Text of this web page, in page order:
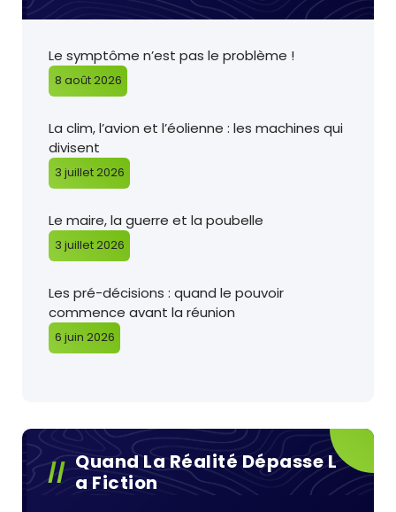
Le symptôme n’est pas le problème !
8 août 2026
La clim, l’avion et l’éolienne : les machines qui
divisent
3 juillet 2026
Le maire, la guerre et la poubelle
3 juillet 2026
Les pré-décisions : quand le pouvoir
commence avant la réunion
6 juin 2026
Quand La Réalité Dépasse L
A Fiction